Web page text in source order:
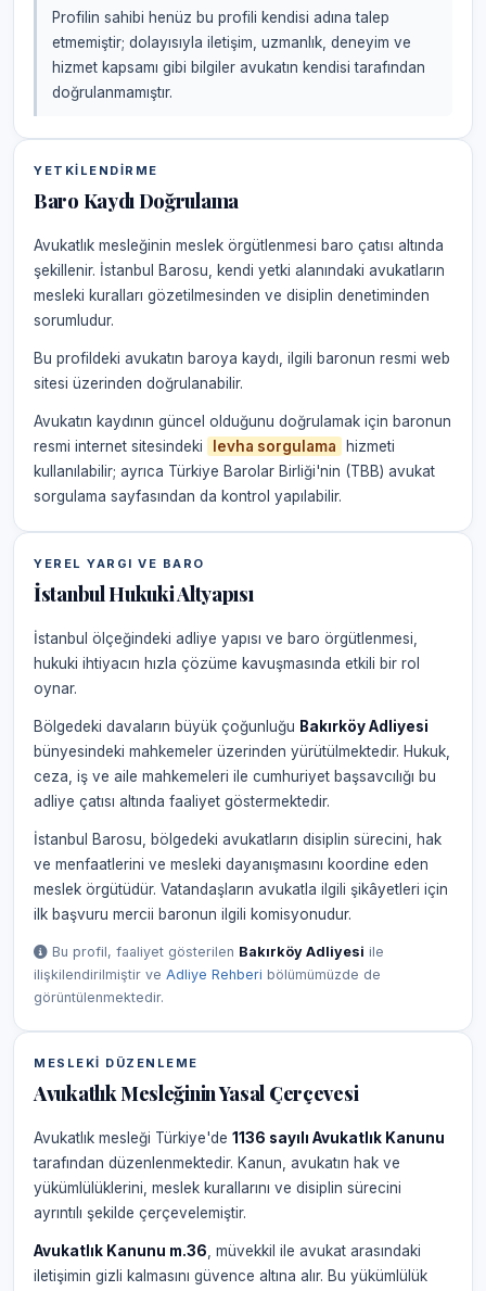
Profilin sahibi henüz bu profili kendisi adına talep
etmemiştir; dolayısıyla iletişim, uzmanlık, deneyim ve
hizmet kapsamı gibi bilgiler avukatın kendisi tarafından
doğrulanmamıştır.
YETKILENDIRME
Baro Kaydı Doğrulama
Avukatlık mesleğinin meslek örgütlenmesi baro çatısı altında
şekillenir. İstanbul Barosu, kendi yetki alanındaki avukatların
mesleki kuralları gözetilmesinden ve disiplin denetiminden
sorumludur.
Bu profildeki avukatın baroya kaydı, ilgili baronun resmi web
sitesi üzerinden doğrulanabilir.
Avukatın kaydının güncel olduğunu doğrulamak için baronun
resmi internet sitesindeki
levha sorgulama
hizmeti
kullanılabilir; ayrıca Türkiye Barolar Birliği'nin (TBB) avukat
sorgulama sayfasından da kontrol yapılabilir.
YEREL YARGI VE BARO
İstanbul Hukuki Altyapısı
İstanbul ölçeğindeki adliye yapısı ve baro örgütlenmesi,
hukuki ihtiyacın hızla çözüme kavuşmasında etkili bir rol
oynar.
Bölgedeki davaların büyük çoğunluğu Bakırköy Adliyesi
bünyesindeki mahkemeler üzerinden yürütülmektedir. Hukuk,
ceza, iş ve aile mahkemeleri ile cumhuriyet başsavcılığı bu
adliye çatısı altında faaliyet göstermektedir.
İstanbul Barosu, bölgedeki avukatların disiplin sürecini, hak
ve menfaatlerini ve mesleki dayanışmasını koordine eden
meslek örgütüdür. Vatandaşların avukatla ilgili şikâyetleri için
ilk başvuru mercii baronun ilgili komisyonudur.
Bu profil, faaliyet gösterilen Bakırköy Adliyesi ile
ilişkilendirilmiştir ve Adliye Rehberi bölümümüzde de
görüntülenmektedir.
MESLEKI DÜZENLEME
Avukatlık Mesleğinin Yasal Çerçevesi
Avukatlık mesleği Türkiye'de 1136 sayılı Avukatlık Kanunu
tarafından düzenlenmektedir. Kanun, avukatın hak ve
yükümlülüklerini, meslek kurallarını ve disiplin sürecini
ayrıntılı şekilde çerçevelemiştir.
Avukatlık Kanunu m.36 , müvekkil ile avukat arasındaki
iletişimin gizli kalmasını güvence altına alır. Bu yükümlülük